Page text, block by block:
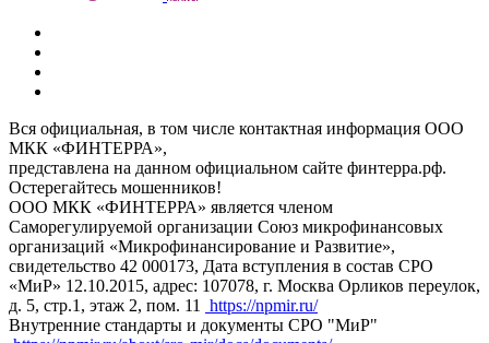
Вся официальная, в том числе контактная информация ООО
МКК «ФИНТЕРРА»,
представлена на данном официальном сайте финтерра.рф.
Остерегайтесь мошенников!
ООО МКК «ФИНТЕРРА» является членом
Саморегулируемой организации Союз микрофинансовых
организаций «Микрофинансирование и Развитие»,
свидетельство 42 000173, Дата вступления в состав СРО
«МиР» 12.10.2015, адрес: 107078, г. Москва Орликов переулок,
д. 5, стр.1, этаж 2, пом. 11
https://npmir.ru/
Внутренние стандарты и документы СРО "МиР"